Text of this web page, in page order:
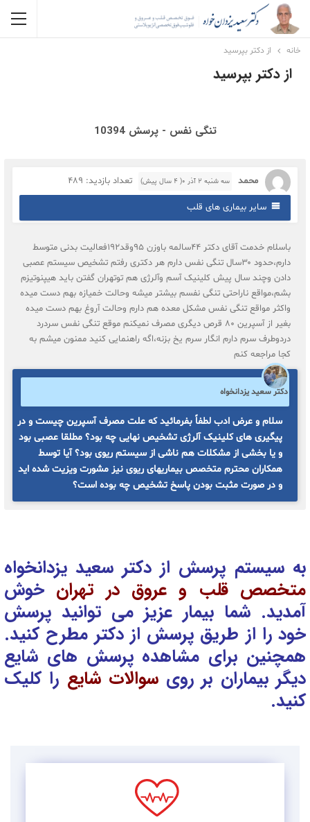
خانه از دکتر بپرسید
از دکتر بپرسید
تنگی نفس - پرسش 10394
محمد سه شنبه ۲ آذر ۰( 4 سال پیش) تعداد بازدید: 489
سایر بیماری های قلب
باسلام خدمت آقای دکتر ۴۴سالمه باوزن ۹۵وقد۱۹۲فعالیت بدنی متوسط
دارم،حدود ۳۰سال تنگی نفس دارم هر دکتری رفتم تشخیص سیستم عصبی
دادن وچند سال پیش کلینیک آسم وآلرژی هم توتهران گفتن باید هیپنوتیزم
بشم،مواقع ناراحتی تنگی نفسم بیشتر میشه وحالت خمیازه بهم دست میده
واکثر مواقع تنگی نفس مشکل معده هم دارم وحالت آروغ بهم دست میده
بغیر از آسپرین ۸۰ قرص دیگری مصرف نمیکنم موقع تنگی نفس سردرد
دردوطرف سرم دارم انگار سرم یخ بزنه،اگه راهنمایی کنید ممنون میشم به
کجا مراجعه کنم
دکتر سعید یزدانخواه
سلام و عرض ادب لطفاً بفرمائید که علت مصرف آسپرین چیست و در
پیگیری های کلینیک آلرژی تشخیص نهایی چه بود؟ مطلقا عصبی بود
و یا بخشی از مشکلات هم ناشی از سیستم ریوی بود؟ آیا توسط
همکاران محترم متخصص بیماریهای ریوی نیز مشورت ویزیت شده اید
و در صورت مثبت بودن پاسخ تشخیص چه بوده است؟
به سیستم پرسش از دکتر سعید یزدانخواه
متخصص قلب و عروق در تهران خوش
آمدید. شما بیمار عزیز می توانید پرسش
خود را از طریق پرسش از دکتر مطرح کنید.
همچنین برای مشاهده پرسش های شایع
دیگر بیماران بر روی سوالات شایع را کلیک
کنید.